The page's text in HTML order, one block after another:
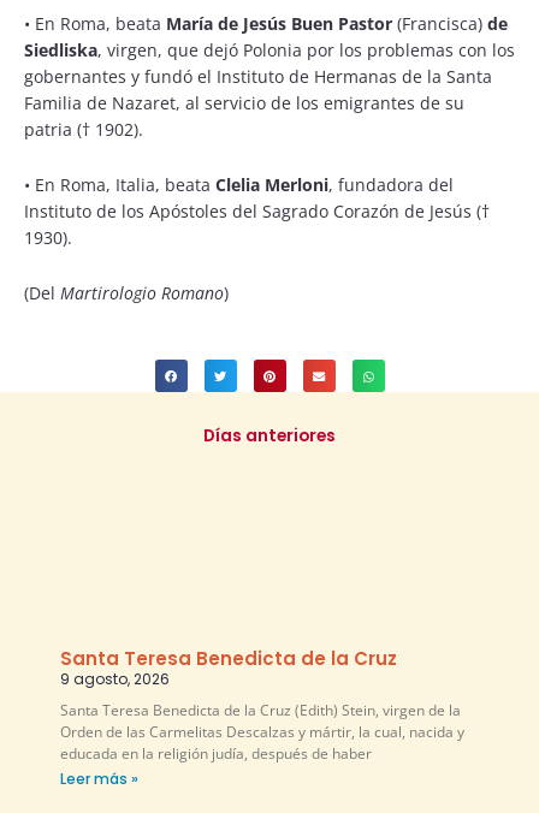
• En Roma, beata María de Jesús Buen Pastor (Francisca) de
Siedliska, virgen, que dejó Polonia por los problemas con los
gobernantes y fundó el Instituto de Hermanas de la Santa
Familia de Nazaret, al servicio de los emigrantes de su
patria († 1902).
• En Roma, Italia, beata Clelia Merloni, fundadora del
Instituto de los Apóstoles del Sagrado Corazón de Jesús (†
1930).
(Del Martirologio Romano)
Días anteriores
Santa Teresa Benedicta de la Cruz
9 agosto, 2026
Santa Teresa Benedicta de la Cruz (Edith) Stein, virgen de la
Orden de las Carmelitas Descalzas y mártir, la cual, nacida y
educada en la religión judía, después de haber
Leer más »